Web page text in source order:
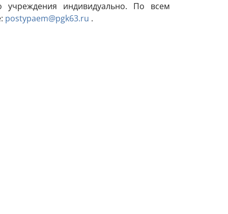
учреждения индивидуально. По всем
postypaem@pgk63.ru .